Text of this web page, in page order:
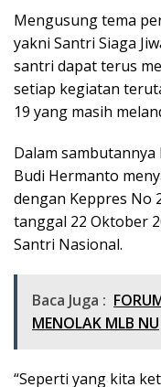
Mengusung tema
yakni Santri Siaga
santri dapat terus
setiap kegiatan
19 yang masih
Dalam sambutannya
Budi Hermanto
dengan Keppres No
tanggal 22 Oktober
Santri Nasional.
Baca Juga :
MENOLAK MLB NU
“Seperti yang kita